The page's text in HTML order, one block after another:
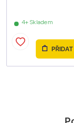
4+ Skladem